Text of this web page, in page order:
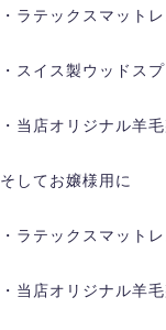
・ラテックスマットレ
・スイス製ウッドス
・当店オリジナル羊
そしてお嬢様用に
・ラテックスマットレ
・当店オリジナル羊